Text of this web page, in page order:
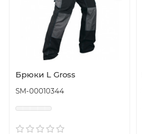
Брюки L Gross
SM-00010344